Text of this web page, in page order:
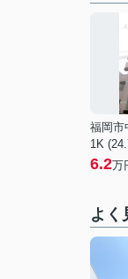
福岡市
1K
6.2万
よく